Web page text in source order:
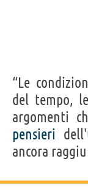
“Le
del tempo,
argomenti
pensieri dell'
ancora